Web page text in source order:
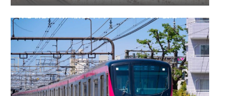
九州新幹線臨時ダイヤ運転(2026年8月)